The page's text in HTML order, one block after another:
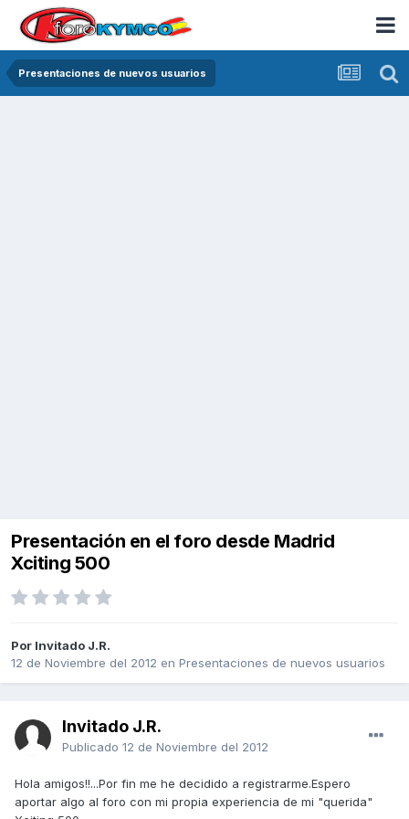
Presentaciones de nuevos usuarios
Presentación en el foro desde Madrid
Xciting 500
Por Invitado J.R.
12 de Noviembre del 2012 en Presentaciones de nuevos usuarios
Invitado J.R.
Publicado 12 de Noviembre del 2012
Hola amigos!!...Por fin me he decidido a registrarme.Espero
aportar algo al foro con mi propia experiencia de mi "querida"